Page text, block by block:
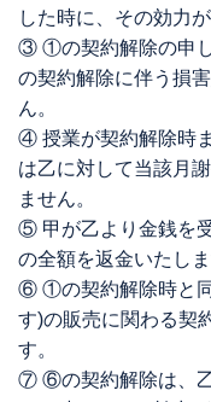
した時に、その効力が
③ ①の契約解除の申
の契約解除に伴う損
ん。
④ 授業が契約解除時
は乙に対して当該月
ません。
⑤ 甲が乙より金銭を
の全額を返金いたしま
⑥ ①の契約解除時と
す)の販売に関わる契
す。
⑦ ⑥の契約解除は、